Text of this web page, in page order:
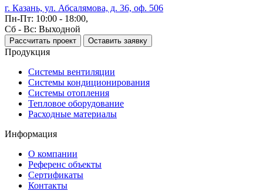
г. Казань, ул. Абсалямова, д. 36, оф. 506
Пн-Пт: 10:00 - 18:00,
Сб - Вс: Выходной
Рассчитать проект Оставить заявку
Продукция
Системы вентиляции
Системы кондиционирования
Системы отопления
Тепловое оборудование
Расходные материалы
Информация
О компании
Референс объекты
Сертификаты
Контакты